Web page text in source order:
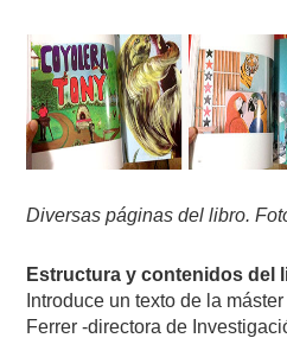
Diversas páginas del libro.
Estructura y contenidos del
Introduce un texto de la
Ferrer -directora de